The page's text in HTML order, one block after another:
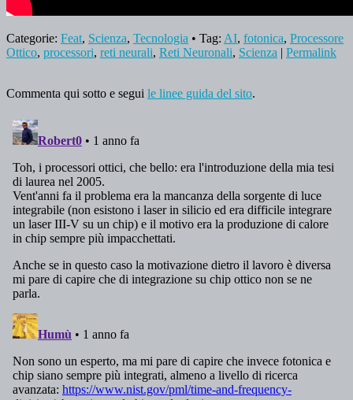
Categorie: Feat, Scienza, Tecnologia • Tag: AI, fotonica, Processore
Ottico, processori, reti neurali, Reti Neuronali, Scienza | Permalink
Commenta qui sotto e segui le linee guida del sito.